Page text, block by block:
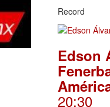
Record
Edson
20:30